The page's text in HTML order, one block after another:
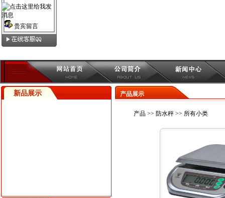
新品展示 产品展示
产品>> 防水秤>> 所有小类
贵宾留言